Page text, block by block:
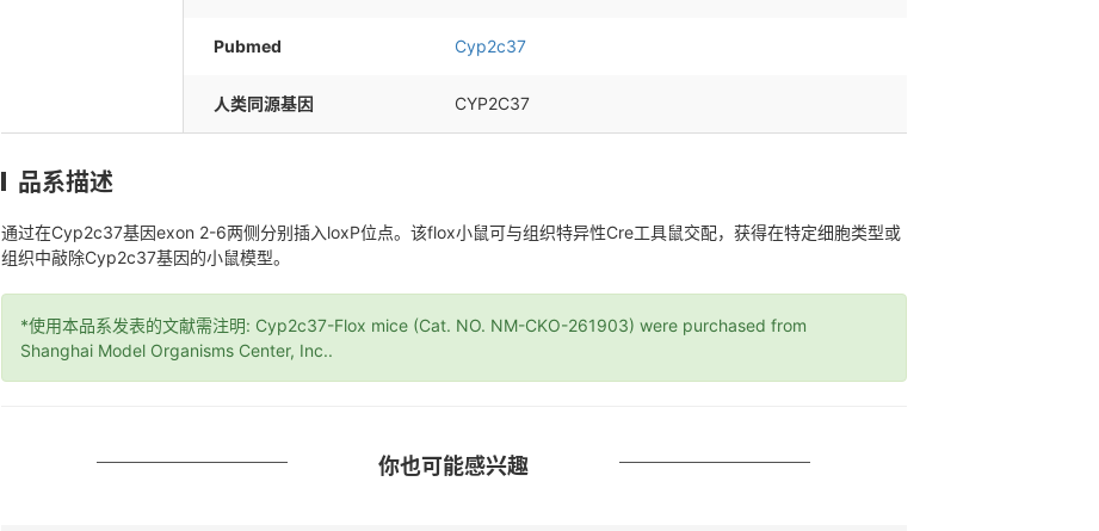
Pubmed Cyp2c37
人类同源基因 CYP2C37
品系描述
通过在Cyp2c37基因exon 2-6两侧分别插入loxP位点。该flox小鼠可与组织特异性Cre工具鼠交配，获得在特定细胞类型或
组织中敲除Cyp2c37基因的小鼠模型。
*使用本品系发表的文献需注明: Cyp2c37-Flox mice (Cat. NO. NM-CKO-261903) were purchased from
Shanghai Model Organisms Center, Inc..
你也可能感兴趣